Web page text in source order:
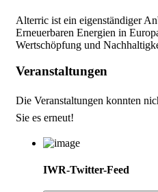
Alterric ist ein eigenständiger
Erneuerbaren Energien in
Wertschöpfung und
Veranstaltungen
Die Veranstaltungen konnten
Sie es erneut!
IWR-Twitter-Feed